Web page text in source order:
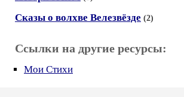
Сказы о волхве Велезвёзде (2)
Ссылки на другие ресурсы:
Мои Стихи